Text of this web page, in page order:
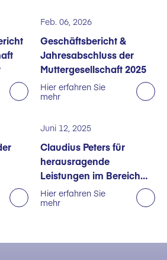
Feb. 06, 2026
Geschäftsbericht &
Jahresabschluss der
Muttergesellschaft 2025
Hier erfahren Sie
mehr
Juni 12, 2025
Claudius Peters für
herausragende
Leistungen im Bereich
Nachhaltigkeit
ausgezeichnet
Hier erfahren Sie
mehr